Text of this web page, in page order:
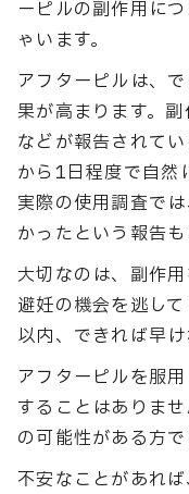
ーピルの副作用に
ゃいます。
アフターピルは、
果が高まります。
などが報告されて
から1日程度で自然
実際の使用調査で
かったという報告も
大切なのは、副作
避妊の機会を逃し
以内、できれば早
アフターピルを服
することはありま
の可能性がある方で
不安なことがあれ